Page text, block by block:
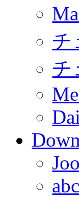
チ
チ